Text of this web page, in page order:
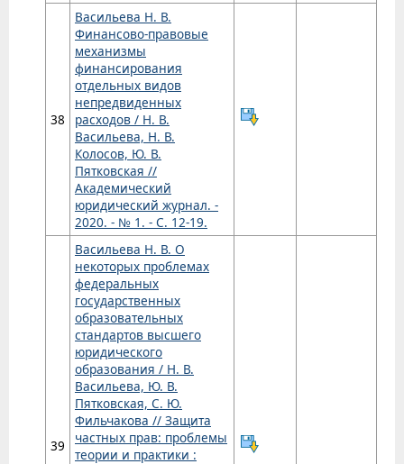
38
Васильева Н. В.
Финансово-правовые
механизмы
финансирования
отдельных видов
непредвиденных
расходов / Н. В.
Васильева, Н. В.
Колосов, Ю. В.
Пятковская //
Академический
юридический журнал. -
2020. - № 1. - С. 12-19.
39
Васильева Н. В. О
некоторых проблемах
федеральных
государственных
образовательных
стандартов высшего
юридического
образования / Н. В.
Васильева, Ю. В.
Пятковская, С. Ю.
Фильчакова // Защита
частных прав: проблемы
теории и практики :